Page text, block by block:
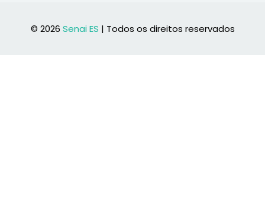
© 2026 Senai ES | Todos os direitos reservados